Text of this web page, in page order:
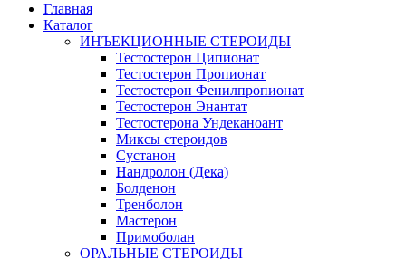
Главная
Каталог
ИНЪЕКЦИОННЫЕ СТЕРОИДЫ
Тестостерон Ципионат
Тестостерон Пропионат
Тестостерон Фенилпропионат
Тестостерон Энантат
Тестостерона Ундеканоант
Миксы стероидов
Сустанон
Нандролон (Дека)
Болденон
Тренболон
Мастерон
Примоболан
ОРАЛЬНЫЕ СТЕРОИДЫ